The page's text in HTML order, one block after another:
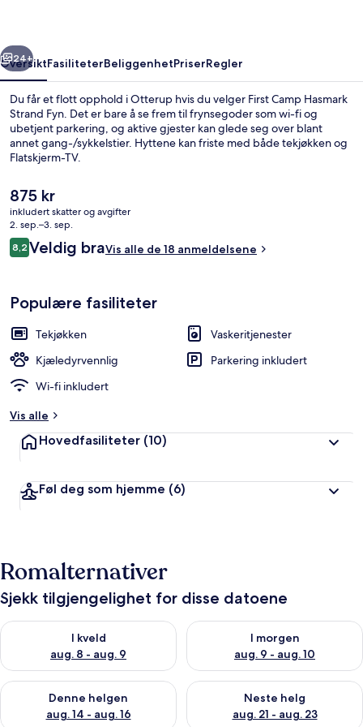
Neste
24+
OversiktFasiliteterBeliggenhetPriserRegler
Du får et flott opphold i Otterup hvis du velger First Camp Hasmark
Strand Fyn. Det er bare å se frem til frynsegoder som wi-fi og
ubetjent parkering, og aktive gjester kan glede seg over blant
annet gang-/sykkelstier. Hyttene kan friste med både tekjøkken og
Flatskjerm-TV.
Den
nåværende
prisen
er
875 kr
875 kr
inkludert skatter og avgifter
2. sep.–3. sep.
Anmeldelser
8,28,2 av 10 –
Veldig braVis alle de 18 anmeldelsene
Populære fasiliteter
Tekjøkken
Vaskeritjenester
Kjæledyrvennlig
Parkering inkludert
Wi-fi inkludert
Vis alle
Hovedfasiliteter (10)
Føl deg som hjemme (6)
Romalternativer
Sjekk tilgjengelighet for disse datoene
I kveld
aug. 8 - aug. 9
Sjekk tilgjengelighet for i kveld, aug. 8 - aug. 9
I morgen
aug. 9 - aug. 10
Sjekk tilgjengelighet for i
Denne helgen
aug. 14 - aug. 16
Sjekk tilgjengelighet for denne helgen, aug. 14 - aug. 16
Neste helg
aug. 21 - aug. 23
Sjekk tilgjengelighet for